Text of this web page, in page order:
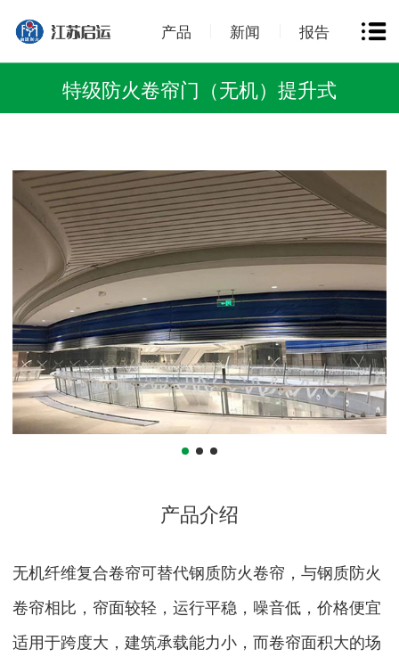
产品 新闻 报告
特级防火卷帘门（无机）提升式
产品介绍
无机纤维复合卷帘可替代钢质防火卷帘，与钢质防火
卷帘相比，帘面较轻，运行平稳，噪音低，价格便宜
适用于跨度大，建筑承载能力小，而卷帘面积大的场